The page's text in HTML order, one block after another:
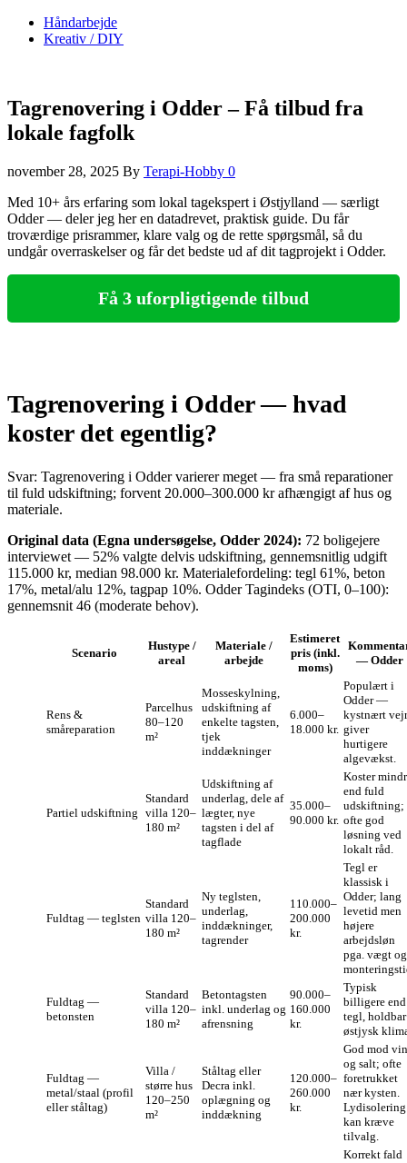
Håndarbejde
Kreativ / DIY
Tagrenovering i Odder – Få tilbud fra
lokale fagfolk
november 28, 2025 By Terapi-Hobby 0
Med 10+ års erfaring som lokal tagekspert i Østjylland — særligt
Odder — deler jeg her en datadrevet, praktisk guide. Du får
troværdige prisrammer, klare valg og de rette spørgsmål, så du
undgår overraskelser og får det bedste ud af dit tagprojekt i Odder.
Få 3 uforpligtigende tilbud
Tagrenovering i Odder — hvad
koster det egentlig?
Svar: Tagrenovering i Odder varierer meget — fra små reparationer
til fuld udskiftning; forvent 20.000–300.000 kr afhængigt af hus og
materiale.
Original data (Egna undersøgelse, Odder 2024): 72 boligejere
interviewet — 52% valgte delvis udskiftning, gennemsnitlig udgift
115.000 kr, median 98.000 kr. Materialefordeling: tegl 61%, beton
17%, metal/alu 12%, tagpap 10%. Odder Tagindeks (OTI, 0–100):
gennemsnit 46 (moderate behov).
Scenario
Hustype /
areal
Materiale /
arbejde
Estimeret
pris (inkl.
moms)
— Odder
Rens &
småreparation
Parcelhus
80–120
m²
Mosseskylning,
udskiftning af
enkelte tagsten,
tjek
inddækninger
6.000–
18.000 kr.
Populært i
Odder —
kystnært vejr
giver
hurtigere
algevækst.
Partiel udskiftning
Standard
villa 120–
180 m²
Udskiftning af
underlag, dele af
lægter, nye
tagsten i del af
tagflade
35.000–
90.000 kr.
Koster
end fuld
udskiftning;
ofte god
løsning ved
lokalt råd.
Fuldtag — teglsten
Standard
villa 120–
180 m²
Ny teglsten,
underlag,
inddækninger,
tagrender
110.000–
200.000
kr.
Tegl er
klassisk i
Odder; lang
levetid men
højere
arbejdsløn
pga. vægt og
Fuldtag —
betonsten
Standard
villa 120–
180 m²
Betontagsten
inkl. underlag og
afrensning
90.000–
160.000
kr.
Typisk
billigere end
tegl,
østjysk
Fuldtag —
metal/staal (profil
eller ståltag)
Villa /
større hus
120–250
m²
Ståltag eller
Decra inkl.
oplægning og
inddækning
120.000–
260.000
kr.
God mod
og salt; ofte
foretrukket
nær kysten.
Lydisolering
kan kræve
tilvalg.
Korrekt fald